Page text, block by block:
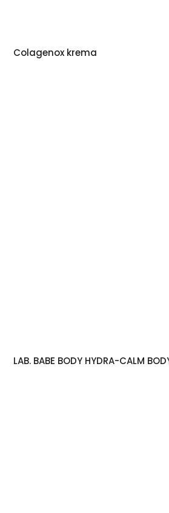
Colagenox krema
LAB. BABE BODY HYDRA-CALM